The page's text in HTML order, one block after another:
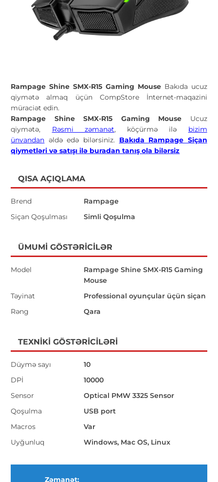
Rampage Shine SMX-R15 Gaming Mouse Bakıda ucuz
qiymətə almaq üçün CompStore İnternet-maqazini
müraciət edin.
Rampage Shine SMX-R15 Gaming Mouse Ucuz
qiymətə, Rəsmi zəmanət, köçürmə ilə bizim
ünvandan əldə edə bilərsiniz. Bakıda Rampage Siçan
qiymetləri və satışı ilə buradan tanış ola bilərsiz
QISA AÇIQLAMA
Brend
Rampage
Siçan Qoşulması
Simli Qoşulma
ÜMUMI GÖSTƏRICILƏR
Model
Rampage Shine SMX-R15 Gaming
Mouse
Təyinat
Professional oyunçular üçün siçan
Rəng
Qara
TEXNIKI GÖSTƏRICILƏRI
Düymə sayı
10
DPİ
10000
Sensor
Optical PMW 3325 Sensor
Qoşulma
USB port
Macros
Var
Uyğunluq
Windows, Mac OS, Linux
Zəmanət: